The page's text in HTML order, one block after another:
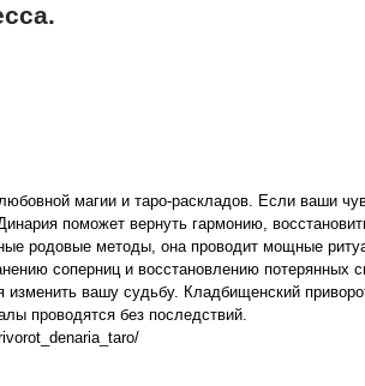
магии и таро-раскладов. Если ваши
поможет вернуть гармонию,
родовые методы, она проводит мощные
соперниц и восстановлению потерянных
изменить вашу судьбу. Кладбищенский
проводятся без последствий.